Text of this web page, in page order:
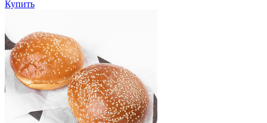
Купить